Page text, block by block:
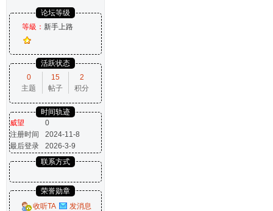
论坛等级
等級： 新手上路
活跃状态
0
主题
15
帖子
2
积分
时间轨迹
威望
0
注册时间
2024-11-8
最后登录
2026-3-9
联系方式
荣誉勋章
收听TA
发消息